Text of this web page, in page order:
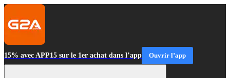
15% avec APP15 sur le 1er achat dans l’app Ouvrir l’app